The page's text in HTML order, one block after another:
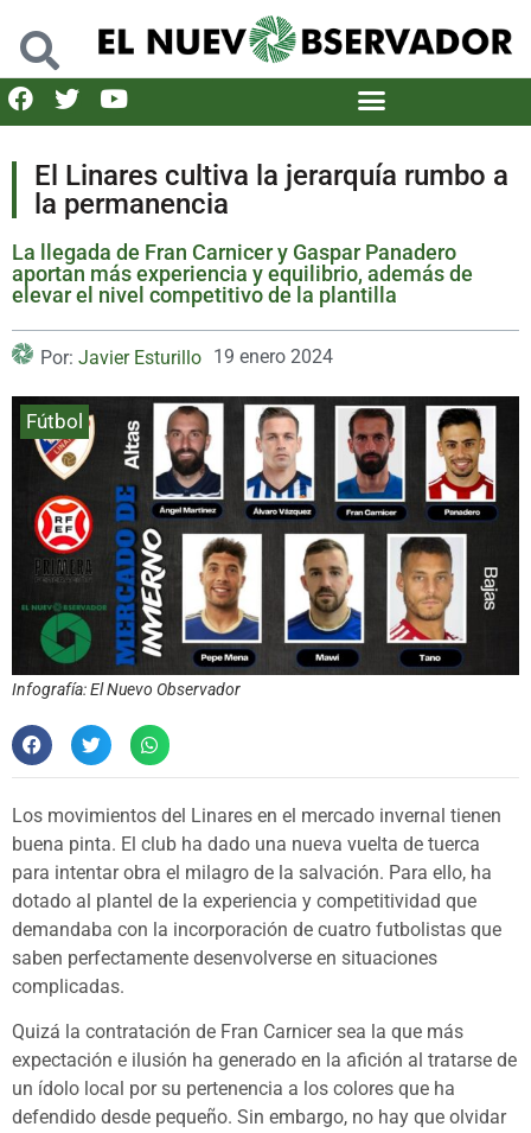
El Linares cultiva la jerarquía rumbo a
la permanencia
La llegada de Fran Carnicer y Gaspar Panadero
aportan más experiencia y equilibrio, además de
elevar el nivel competitivo de la plantilla
Por: Javier Esturillo 19 enero 2024
Fútbol
Infografía: El Nuevo Observador
Los movimientos del Linares en el mercado invernal tienen
buena pinta. El club ha dado una nueva vuelta de tuerca
para intentar obra el milagro de la salvación. Para ello, ha
dotado al plantel de la experiencia y competitividad que
demandaba con la incorporación de cuatro futbolistas que
saben perfectamente desenvolverse en situaciones
complicadas.
Quizá la contratación de Fran Carnicer sea la que más
expectación e ilusión ha generado en la afición al tratarse de
un ídolo local por su pertenencia a los colores que ha
defendido desde pequeño. Sin embargo, no hay que olvidar